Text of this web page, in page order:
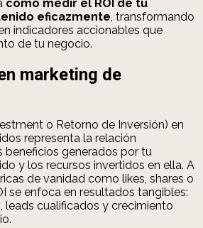
cómo medir el ROI de tu
eficazmente , transformando
indicadores accionables que
de tu negocio.
marketing de
o Retorno de Inversión) en
representa la relación
generados por tu
y los recursos invertidos en ella. A
de vanidad como likes, shares o
se enfoca en resultados tangibles:
leads cualificados y crecimiento